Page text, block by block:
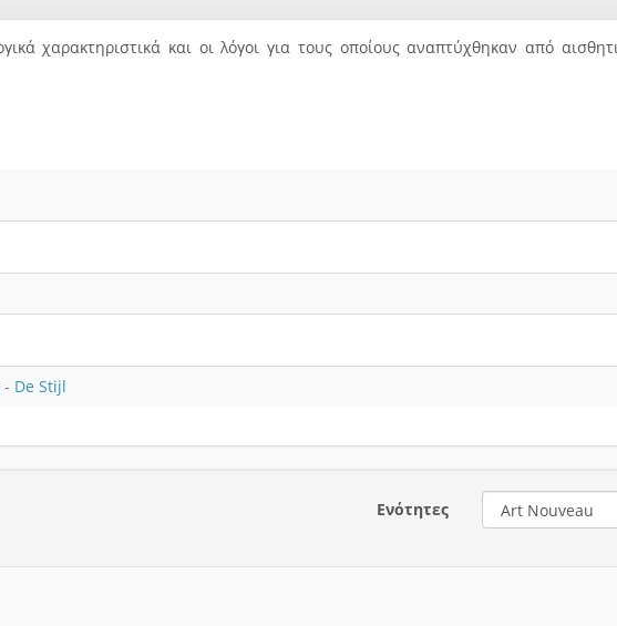
χαρακτηριστικά και οι λόγοι για τους οποίους αναπτύχθηκαν από
De Stijl
Ενότητες